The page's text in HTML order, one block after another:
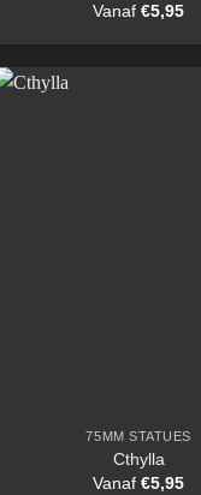
Vanaf€5,95
75MM STATUES
Cthylla
Vanaf€5,95